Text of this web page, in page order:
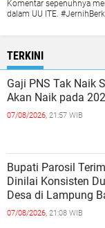
Komentar sepenuhnya
dalam UU ITE.
TERKINI
Gaji PNS Tak Naik
Akan Naik pada
07/08/2026, 21:57 WIB
Bupati Parosil
Dinilai Konsisten
Desa di Lampung
07/08/2026, 21:08 WIB